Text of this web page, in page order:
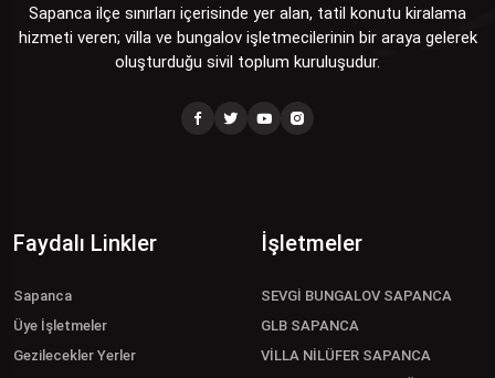
Sapanca ilçe sınırları içerisinde yer alan, tatil konutu kiralama
hizmeti veren; villa ve bungalov işletmecilerinin bir araya gelerek
oluşturduğu sivil toplum kuruluşudur.
Faydalı Linkler
Sapanca
Üye İşletmeler
Gezilecekler Yerler
İşletmeler
SEVGİ BUNGALOV SAPANCA
GLB SAPANCA
VİLLA NİLÜFER SAPANCA